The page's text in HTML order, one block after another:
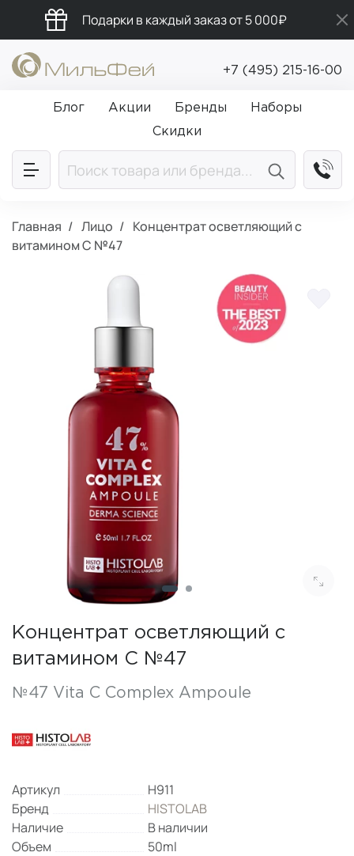
Подарки в каждый заказ от 5 000₽
Промокод ПРИВЕТ
Бесплатная доставка от 5 000₽
+7 (495) 215-16-00
Блог Акции Бренды
Наборы
Скидки
Главная Лицо
Концентрат осветляющий с
витамином C №47
Концентрат осветляющий с
витамином C №47
№47 Vita C Complex Ampoule
Артикул
H911
Бренд
HISTOLAB
Наличие
В наличии
Объем
50ml